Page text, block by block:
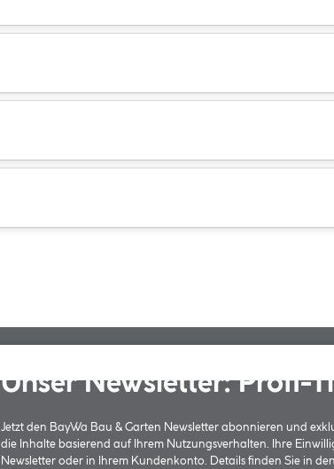
Unser Newsletter: Profi-
Jetzt den BayWa Bau & Garten Newsletter abonnieren und
die Inhalte basierend auf Ihrem Nutzungsverhalten. Ihre
Newsletter oder in Ihrem Kundenkonto. Details finden Sie in den